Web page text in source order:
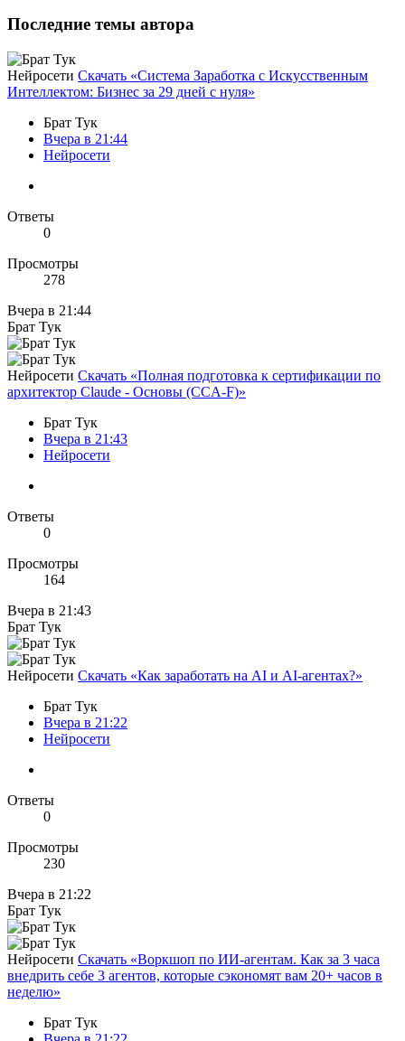
Последние темы автора
Нейросети Скачать «Система Заработка с Искусственным
Интеллектом: Бизнес за 29 дней с нуля»
Брат Тук
Вчера в 21:44
Нейросети
Ответы
0
Просмотры
278
Вчера в 21:44
Брат Тук
Нейросети Скачать «Полная подготовка к сертификации по
архитектор Claude - Основы (CCA-F)»
Брат Тук
Вчера в 21:43
Нейросети
Ответы
0
Просмотры
164
Вчера в 21:43
Брат Тук
Нейросети Скачать «Как заработать на AI и AI-агентах?»
Брат Тук
Вчера в 21:22
Нейросети
Ответы
0
Просмотры
230
Вчера в 21:22
Брат Тук
Нейросети Скачать «Воркшоп по ИИ-агентам. Как за 3 часа
внедрить себе 3 агентов, которые сэкономят вам 20+ часов в
неделю»
Брат Тук